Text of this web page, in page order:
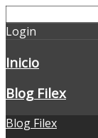
Login
Inicio
Blog Filex
Blog Filex